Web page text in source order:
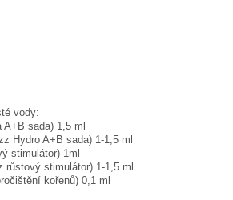
vody:
A+B sada) 1,5 ml
Hydro A+B sada) 1-1,5 ml
stimulátor) 1ml
růstový stimulátor) 1-1,5 ml
kořenů) 0,1 ml